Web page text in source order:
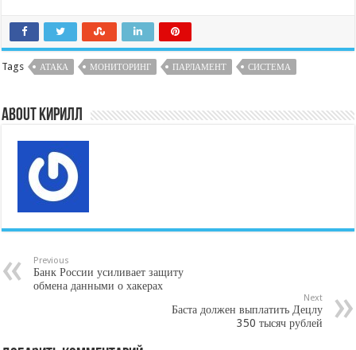
Tags АТАКА МОНИТОРИНГ ПАРЛАМЕНТ СИСТЕМА
About Кирилл
Previous
Банк России усиливает защиту
обмена данными о хакерах
Next
Баста должен выплатить Децлу
350 тысяч рублей